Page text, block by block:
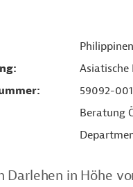
Philippinen
Asiatische
59092-001
Beratung
Darlehen in Höhe